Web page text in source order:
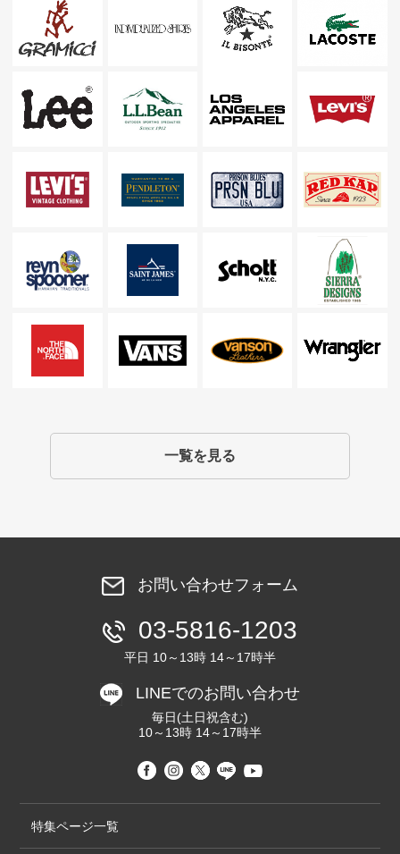
一覧を見る
お問い合わせフォーム
03-5816-1203
平日 10～13時 14～17時半
LINEでのお問い合わせ
毎日(土日祝含む)
10～13時 14～17時半
特集ページ一覧